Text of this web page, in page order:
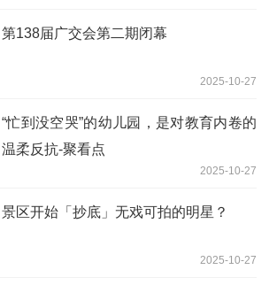
第138届广交会第二期闭幕
2025-10-27
“忙到没空哭”的幼儿园，是对教育内卷的
温柔反抗-聚看点
2025-10-27
景区开始「抄底」无戏可拍的明星？
2025-10-27